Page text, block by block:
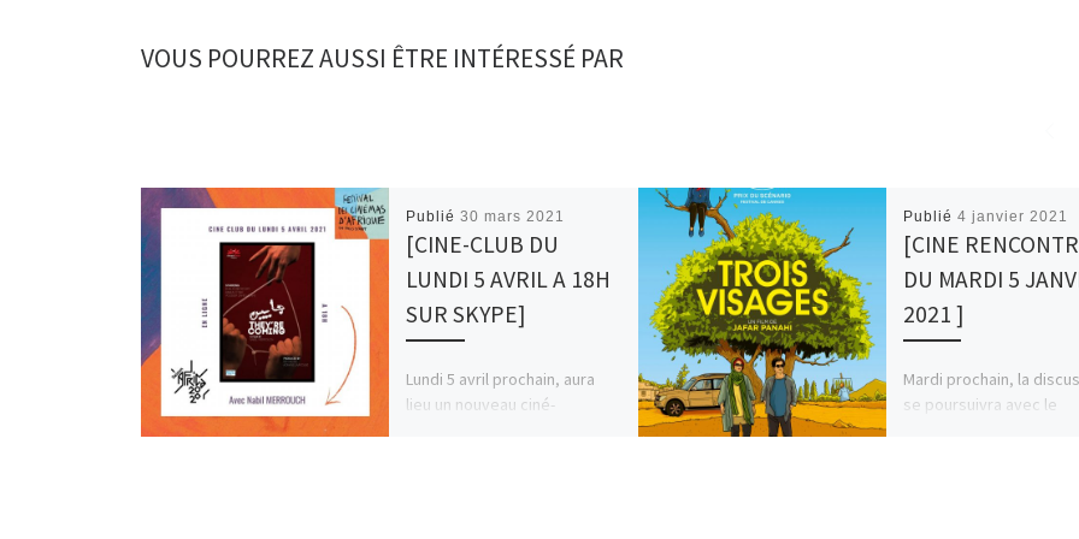
VOUS POURREZ AUSSI ÊTRE INTÉRESSÉ PAR
Publié30 mars 2021
[CINE-CLUB DU
LUNDI 5 AVRIL A 18H
SUR SKYPE]
Lundi 5 avril prochain, aura
lieu un nouveau ciné-
Publié 4 janvier 2021
[CINE
DU MARDI 5
2021 ]
Mardi prochain, la
se poursuivra avec le